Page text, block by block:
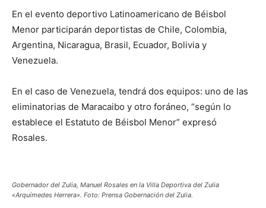
En el evento deportivo Latinoamericano de Béisbol
Menor participarán deportistas de Chile, Colombia,
Argentina, Nicaragua, Brasil, Ecuador, Bolivia y
Venezuela.
En el caso de Venezuela, tendrá dos equipos: uno de las
eliminatorias de Maracaibo y otro foráneo, “según lo
establece el Estatuto de Béisbol Menor” expresó
Rosales.
Gobernador del Zulia, Manuel Rosales en la Villa Deportiva del Zulia
«Arquímedes Herrera». Foto: Prensa Gobernación del Zulia.